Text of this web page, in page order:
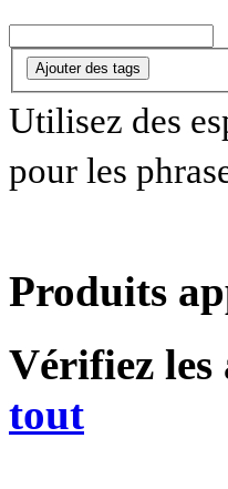
Ajouter des tags
Utilisez des
pour les
Produits
Vérifiez
tout